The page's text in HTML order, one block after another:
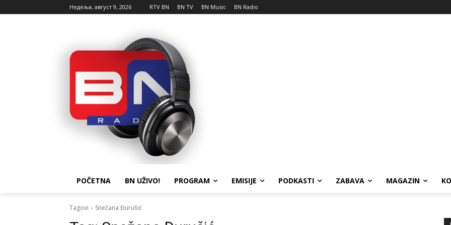
Недеља, август 9, 2026 RTV BN BN TV BN Music BN Radio
POČETNA BN UŽIVO! PROGRAM EMISIJE PODKASTI ZABAVA MAGAZIN
Tagovi Snežana Đurušić